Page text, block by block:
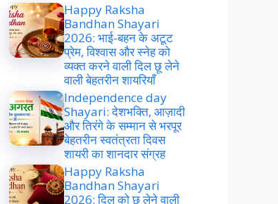
Happy Raksha
Bandhan Shayari
2026: भाई-बहन के अटूट
प्रेम, विश्वास और स्नेह को
व्यक्त करने वाली दिल छू लेने
वाली बेहतरीन शायरियाँ
Independence day
Shayari: देशभक्ति, आज़ादी
और तिरंगे के सम्मान से भरपूर
बेहतरीन स्वतंत्रता दिवस
शायरी का शानदार संग्रह
Happy Raksha
Bandhan Shayari
2026: दिल को छू लेने वाली